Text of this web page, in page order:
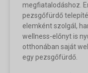
megfiatalodáshoz.
pezsgőfürdő
elemként szolgál,
wellness-előnyt is
otthonában saját
egy pezsgőfürdő.